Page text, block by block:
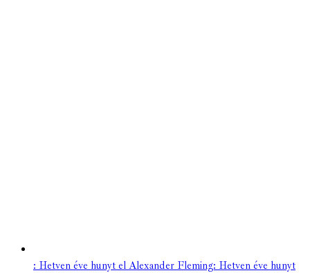
: Hetven éve hunyt el Alexander Fleming: Hetven éve hunyt